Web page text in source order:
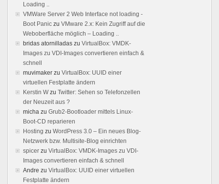
Loading ..
VMWare Server 2 Web Interface not loading -
Boot Panic zu VMware 2.x: Kein Zugriff auf die
Weboberfläche möglich – Loading ..
bridas atornilladas zu VirtualBox: VMDK-
Images zu VDI-Images convertieren einfach &
schnell
muvimaker zu VirtualBox: UUID einer
virtuellen Festplatte ändern
Kerstin Wzu Twitter: Sehen so Telefonzellen
der Neuzeit aus ?
micha zu Grub2-Bootloader mittels Linux-
Boot-CD reparieren
Hosting zu WordPress 3.0 – Ein neues Blog-
Netzwerk bzw. Multisite-Blog einrichten
spicer zu VirtualBox: VMDK-Images zu VDI-
Images convertieren einfach & schnell
Andre zu VirtualBox: UUID einer virtuellen
Festplatte ändern